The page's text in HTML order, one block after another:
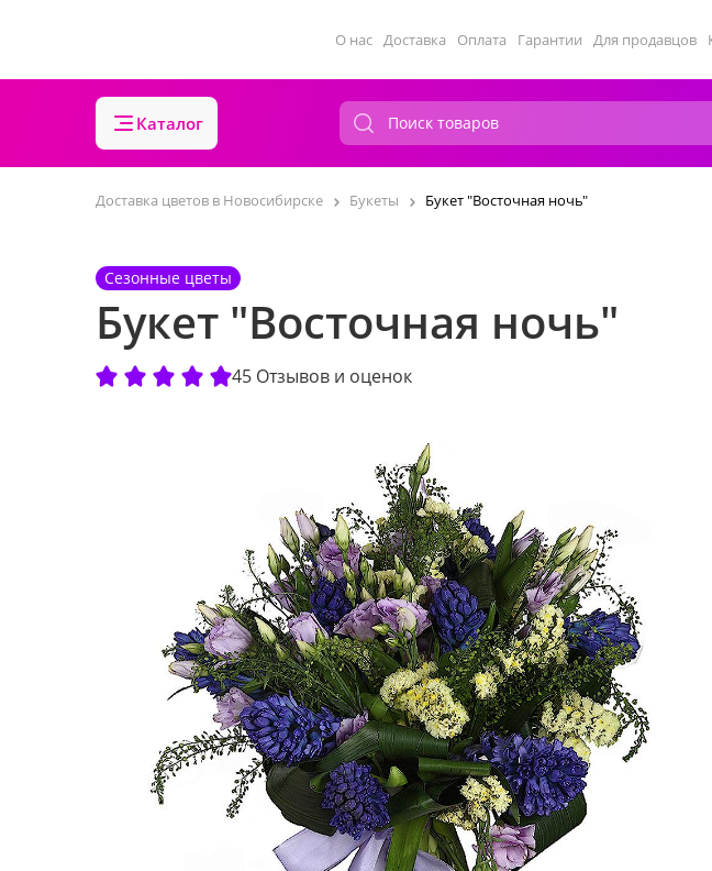
О нас Доставка Оплата Гарантии Для продавцов
Каталог
Доставка цветов в Новосибирске Букеты Букет "Восточная ночь"
Сезонные цветы
Букет "Восточная ночь"
45 Отзывов и оценок